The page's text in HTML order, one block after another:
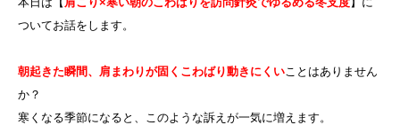
ついてお話をします。
朝起きた瞬間、肩まわりが固くこわばり動きにくいことはありません
か？
寒くなる季節になると、このような訴えが一気に増えます。